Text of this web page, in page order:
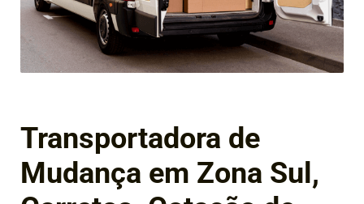
Transportadora de
Mudança em Zona Sul,